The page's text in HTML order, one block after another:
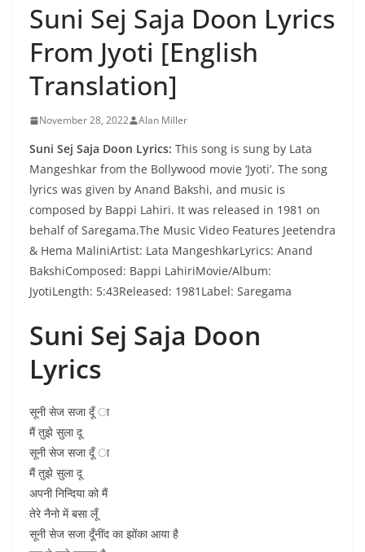
Suni Sej Saja Doon Lyrics
From Jyoti [English
Translation]
November 28, 2022 Alan Miller
Suni Sej Saja Doon Lyrics: This song is sung by Lata
Mangeshkar from the Bollywood movie ‘Jyoti’. The song
lyrics was given by Anand Bakshi, and music is
composed by Bappi Lahiri. It was released in 1981 on
behalf of Saregama.The Music Video Features Jeetendra
& Hema MaliniArtist: Lata MangeshkarLyrics: Anand
BakshiComposed: Bappi LahiriMovie/Album:
JyotiLength: 5:43Released: 1981Label: Saregama
Suni Sej Saja Doon
Lyrics
सूनी सेज सजा दूँ ा
मैं तुझे सुला दू
सूनी सेज सजा दूँ ा
मैं तुझे सुला दू
अपनी निन्दिया को मैं
तेरे नैनो में बसा लूँ
सूनी सेज सजा दूँनींद का झोंका आया है